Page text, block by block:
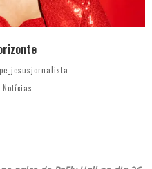
Notícias